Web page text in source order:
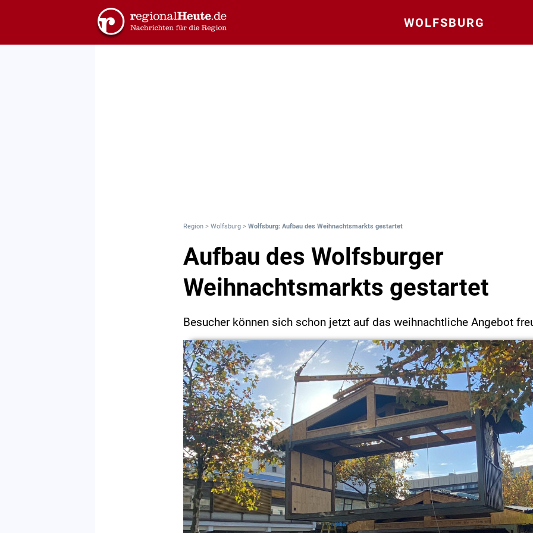
WOLFSBURG
Region > Wolfsburg > Wolfsburg: Aufbau des Weihnachtsmarkts gestartet
Aufbau des Wolfsburger
Weihnachtsmarkts gestartet
Besucher können sich schon jetzt auf das weihnachtliche Angebot